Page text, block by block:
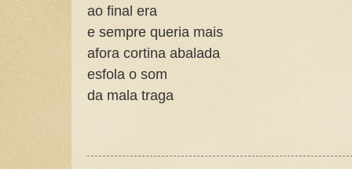
ao final era
e sempre queria mais
afora cortina abalada
esfola o som
da mala traga